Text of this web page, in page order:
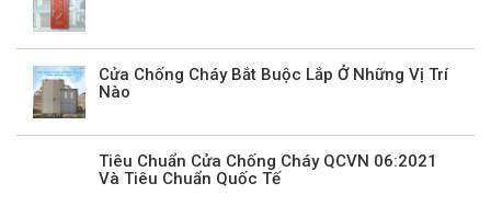
Cửa Chống Cháy Bắt Buộc Lắp Ở Những Vị Trí
Nào
Tiêu Chuẩn Cửa Chống Cháy QCVN 06:2021
Và Tiêu Chuẩn Quốc Tế